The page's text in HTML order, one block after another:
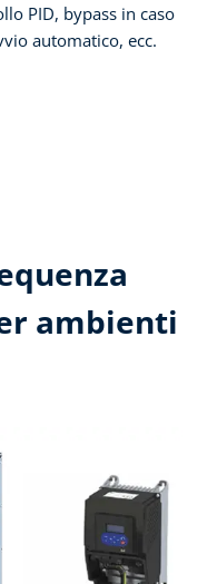
PID, bypass in caso
automatico, ecc.
ambienti